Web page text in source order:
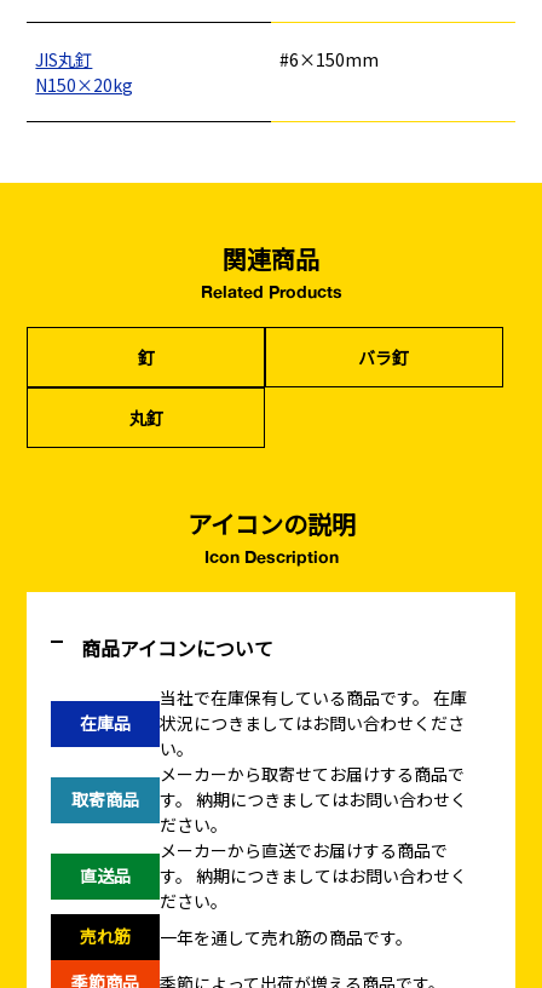
カタログダウンロード
バリケード（保安）
災害、台風対策
・復旧貢献
JIS丸釘
N150×20kg
#6×150mm
関連商品
Related Products
釘 バラ釘
丸釘
アイコンの説明
Icon Description
商品アイコンについて
在庫品
当社で在庫保有している商品です。 在庫
状況につきましてはお問い合わせくださ
い。
取寄商品
メーカーから取寄せてお届けする商品で
す。 納期につきましてはお問い合わせく
ださい。
直送品
メーカーから直送でお届けする商品で
す。 納期につきましてはお問い合わせく
ださい。
売れ筋
一年を通して売れ筋の商品です。
季節商品
季節によって出荷が増える商品です。